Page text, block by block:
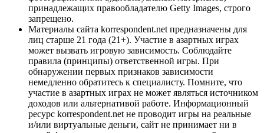
принадлежащих правообладателю Getty Images, строго
запрещено.
Материалы сайта korrespondent.net предназначены для
лиц старше 21 года (21+). Участие в азартных играх
может вызвать игровую зависимость. Соблюдайте
правила (принципы) ответственной игры. При
обнаружении первых признаков зависимости
немедленно обратитесь к специалисту. Помните, что
участие в азартных играх не может являться источником
доходов или альтернативой работе. Информационный
ресурс korrespondent.net не проводит игры на реальные
и/или виртуальные деньги, сайт не принимает ни в